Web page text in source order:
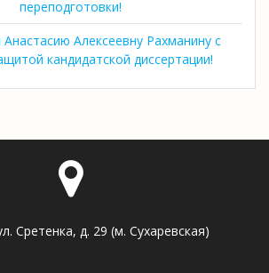
переподготовки!
Алексеевну Рахманину с
кандидатской диссертации!
Сретенка, д. 29 (м. Сухаревская)